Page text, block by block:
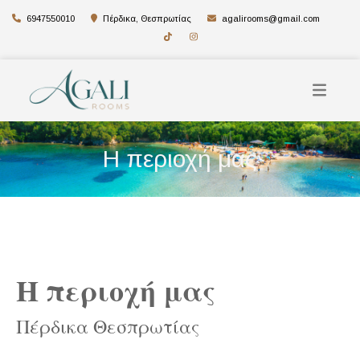
6947550010 Πέρδικα, Θεσπρωτίας agalirooms@gmail.com
Η περιοχή μας
Η περιοχή μας
Πέρδικα Θεσπρωτίας